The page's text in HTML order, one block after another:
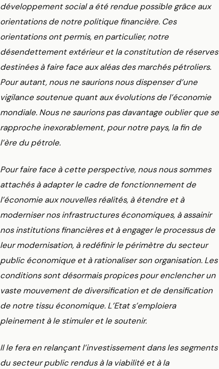
développement social a été rendue possible grâce aux
orientations de notre politique financière. Ces
orientations ont permis, en particulier, notre
désendettement extérieur et la constitution de réserves
destinées à faire face aux aléas des marchés pétroliers.
Pour autant, nous ne saurions nous dispenser d’une
vigilance soutenue quant aux évolutions de l’économie
mondiale. Nous ne saurions pas davantage oublier que se
rapproche inexorablement, pour notre pays, la fin de
l’ère du pétrole.
Pour faire face à cette perspective, nous nous sommes
attachés à adapter le cadre de fonctionnement de
l’économie aux nouvelles réalités, à étendre et à
moderniser nos infrastructures économiques, à assainir
nos institutions financières et à engager le processus de
leur modernisation, à redéfinir le périmètre du secteur
public économique et à rationaliser son organisation. Les
conditions sont désormais propices pour enclencher un
vaste mouvement de diversification et de densification
de notre tissu économique. L’Etat s’emploiera
pleinement à le stimuler et le soutenir.
Il le fera en relançant l’investissement dans les segments
du secteur public rendus à la viabilité et à la